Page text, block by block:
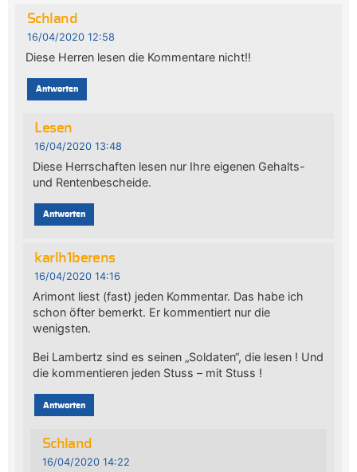
Schland
16/04/2020 12:58
Diese Herren lesen die Kommentare nicht!!
Antworten
Lesen
16/04/2020 13:48
Diese Herrschaften lesen nur Ihre eigenen Gehalts-
und Rentenbescheide.
Antworten
karlh1berens
16/04/2020 14:16
Arimont liest (fast) jeden Kommentar. Das habe ich
schon öfter bemerkt. Er kommentiert nur die
wenigsten.
Bei Lambertz sind es seinen „Soldaten“, die lesen ! Und
die kommentieren jeden Stuss – mit Stuss !
Antworten
Schland
16/04/2020 14:22